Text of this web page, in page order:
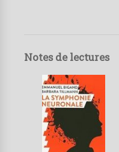
Notes de lectures